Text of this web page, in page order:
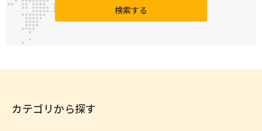
検索する
カテゴリから探す